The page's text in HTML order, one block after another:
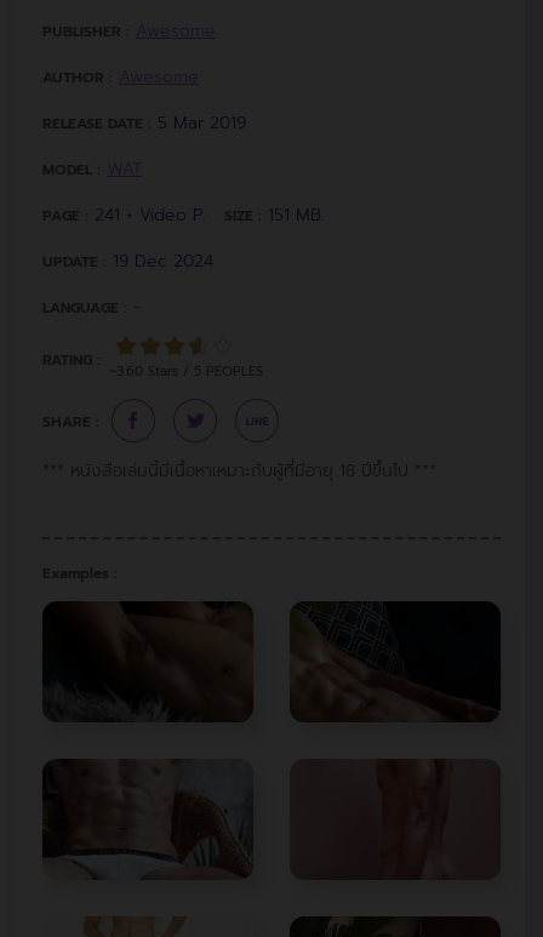
PUBLISHER :
AUTHOR :
RELEASE DATE : 5 Mar 2019
MODEL :
PAGE : 241 + Video P. SIZE : 151 MB.
UPDATE : 19 Dec 2024
LANGUAGE : -
RATING :
~3.60 Stars / 5 PEOPLES
SHARE :
*** หนังสือเล่มนี้มีเนื้อหาเหมาะกับผู้ที่มีอายุ 18 ปีขึ้นไป ***
Examples :